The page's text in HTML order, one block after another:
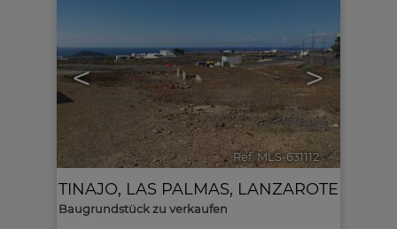
< >
Ref. MLS-631112 🔗
TINAJO, LAS PALMAS, LANZAROTE
Baugrundstück zu verkaufen